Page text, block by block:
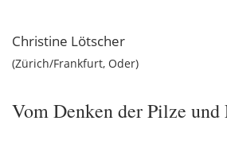
Christine Lötscher
Zürich/Frankfurt, Oder
Vom Denken der Pilze und